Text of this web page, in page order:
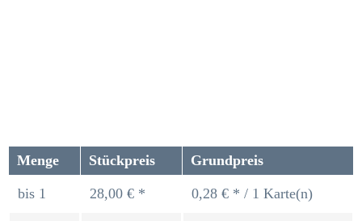
Menge Stückpreis Grundpreis
bis 1 28,00 € * 0,28 € * / 1 Karte(n)